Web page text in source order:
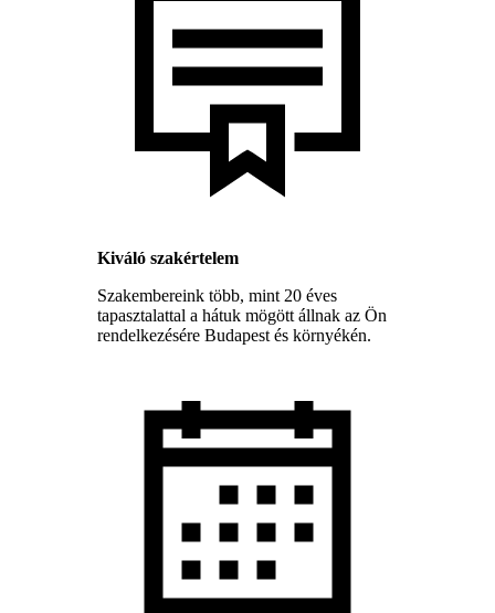
Kiváló szakértelem
Szakembereink több, mint 20 éves
tapasztalattal a hátuk mögött állnak az Ön
rendelkezésére Budapest és környékén.